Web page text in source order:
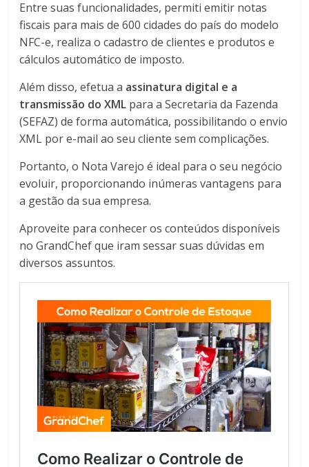
Entre suas funcionalidades, permiti emitir notas
fiscais para mais de 600 cidades do país do modelo
NFC-e, realiza o cadastro de clientes e produtos e
cálculos automático de imposto.
Além disso, efetua a assinatura digital e a
transmissão do XML para a Secretaria da Fazenda
(SEFAZ) de forma automática, possibilitando o envio
XML por e-mail ao seu cliente sem complicações.
Portanto, o Nota Varejo é ideal para o seu negócio
evoluir, proporcionando inúmeras vantagens para
a gestão da sua empresa.
Aproveite para conhecer os conteúdos disponíveis
no GrandChef que iram sessar suas dúvidas em
diversos assuntos.